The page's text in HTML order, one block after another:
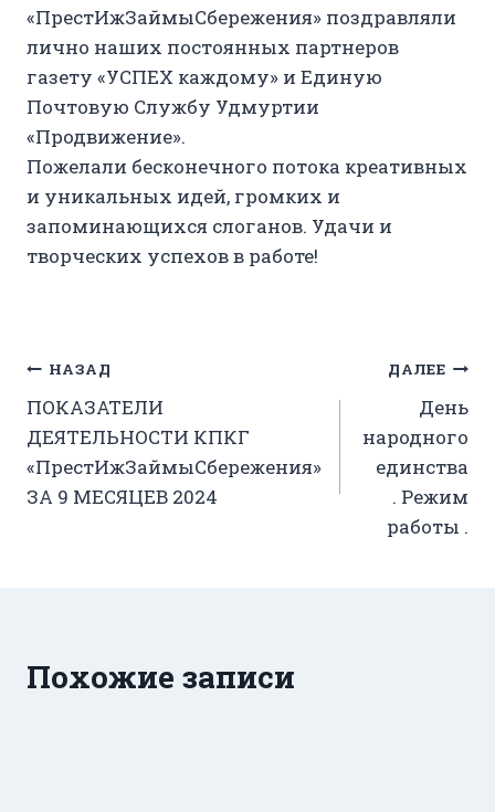
«ПрестИжЗаймыСбережения» поздравляли
лично наших постоянных партнеров
газету «УСПЕХ каждому» и Единую
Почтовую Службу Удмуртии
«Продвижение».
Пожелали бесконечного потока креативных
и уникальных идей, громких и
запоминающихся слоганов. Удачи и
творческих успехов в работе!
Навигация
по
записям
НАЗАД
ПОКАЗАТЕЛИ
ДЕЯТЕЛЬНОСТИ КПКГ
«ПрестИжЗаймыСбережения»
ЗА 9 МЕСЯЦЕВ 2024
ДАЛЕЕ
День
народного
единства
. Режим
работы .
Похожие записи